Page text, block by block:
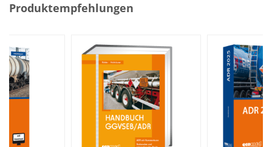
Produktempfehlungen